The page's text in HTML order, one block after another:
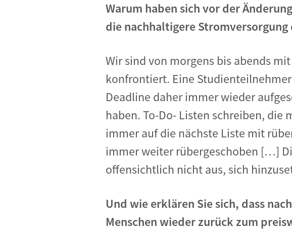
Warum haben sich vor der
die nachhaltigere Stromversorgung
Wir sind von morgens bis abends
konfrontiert. Eine
Deadline daher immer wieder
haben. To-Do- Listen schreiben, die
immer auf die nächste Liste mit
immer weiter rübergeschoben […]
offensichtlich nicht aus, sich
Und wie erklären Sie sich, dass
Menschen wieder zurück zum